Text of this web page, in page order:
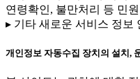
연령확인, 불만처리 등 민원
▸ 기타 새로운 서비스 정보
개인정보 자동수집 장치의 설치,